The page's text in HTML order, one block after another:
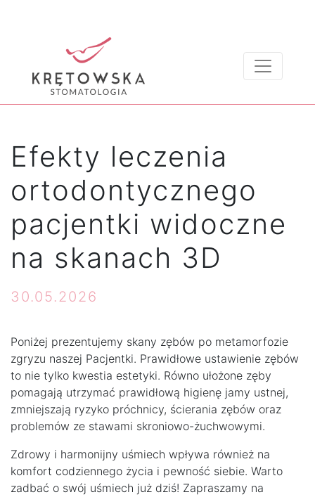
Efekty leczenia
ortodontycznego
pacjentki widoczne
na skanach 3D
30.05.2026
Poniżej prezentujemy skany zębów po metamorfozie
zgryzu naszej Pacjentki. Prawidłowe ustawienie zębów
to nie tylko kwestia estetyki. Równo ułożone zęby
pomagają utrzymać prawidłową higienę jamy ustnej,
zmniejszają ryzyko próchnicy, ścierania zębów oraz
problemów ze stawami skroniowo-żuchwowymi.
Zdrowy i harmonijny uśmiech wpływa również na
komfort codziennego życia i pewność siebie. Warto
zadbać o swój uśmiech już dziś! Zapraszamy na